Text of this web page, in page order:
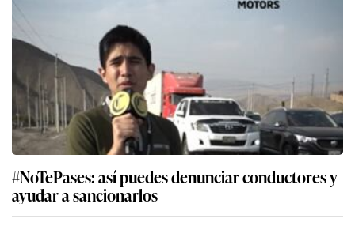
#NoTePases: así puedes denunciar conductores y
ayudar a sancionarlos